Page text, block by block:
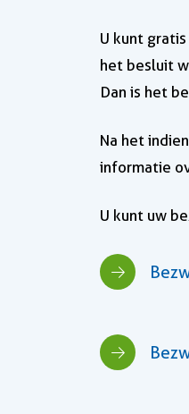
U kunt
het besluit
Dan is het
Na het
informatie
U kunt uw